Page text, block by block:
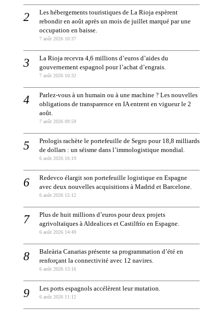
Les hébergements touristiques de La Rioja espèrent
rebondir en août après un mois de juillet marqué par une
occupation en baisse.
7 août 2026 10:37
La Rioja recevra 4,6 millions d’euros d’aides du
gouvernement espagnol pour l’achat d’engrais.
7 août 2026 10:32
Parlez-vous à un humain ou à une machine ? Les nouvelles
obligations de transparence en IA entrent en vigueur le 2
août.
7 août 2026 09:59
Prologis rachète le portefeuille de Segro pour 18,8 milliards
de dollars : un séisme dans l’immologistique mondial.
6 août 2026 16:19
Redevco élargit son portefeuille logistique en Espagne
avec deux nouvelles acquisitions à Madrid et Barcelone.
6 août 2026 15:12
Plus de huit millions d’euros pour deux projets
agrivoltaïques à Aldealices et Castilfrío en Espagne.
6 août 2026 14:49
Baleària Canarias présente sa programmation d’été en
renforçant la connectivité avec 12 navires.
6 août 2026 13:16
Les ports espagnols accélèrent leur mutation.
6 août 2026 11:12